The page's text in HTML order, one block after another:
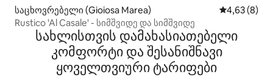
საცხოვრებელი (Gioiosa Marea) საშუალო
4,63 (8)
Rustico 'Al Casale' - სიმშვიდე და სიმშვიდე
სახლისთვის დამახასიათებელი
კომფორტი და შესანიშნავი
ყოველთვიური ტარიფები